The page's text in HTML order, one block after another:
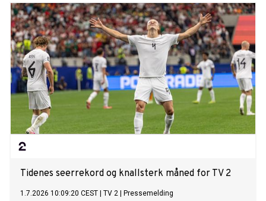
Tidenes seerrekord og knallsterk måned for TV 2
1.7.2026 10:09:20 CEST TV 2 Pressemelding